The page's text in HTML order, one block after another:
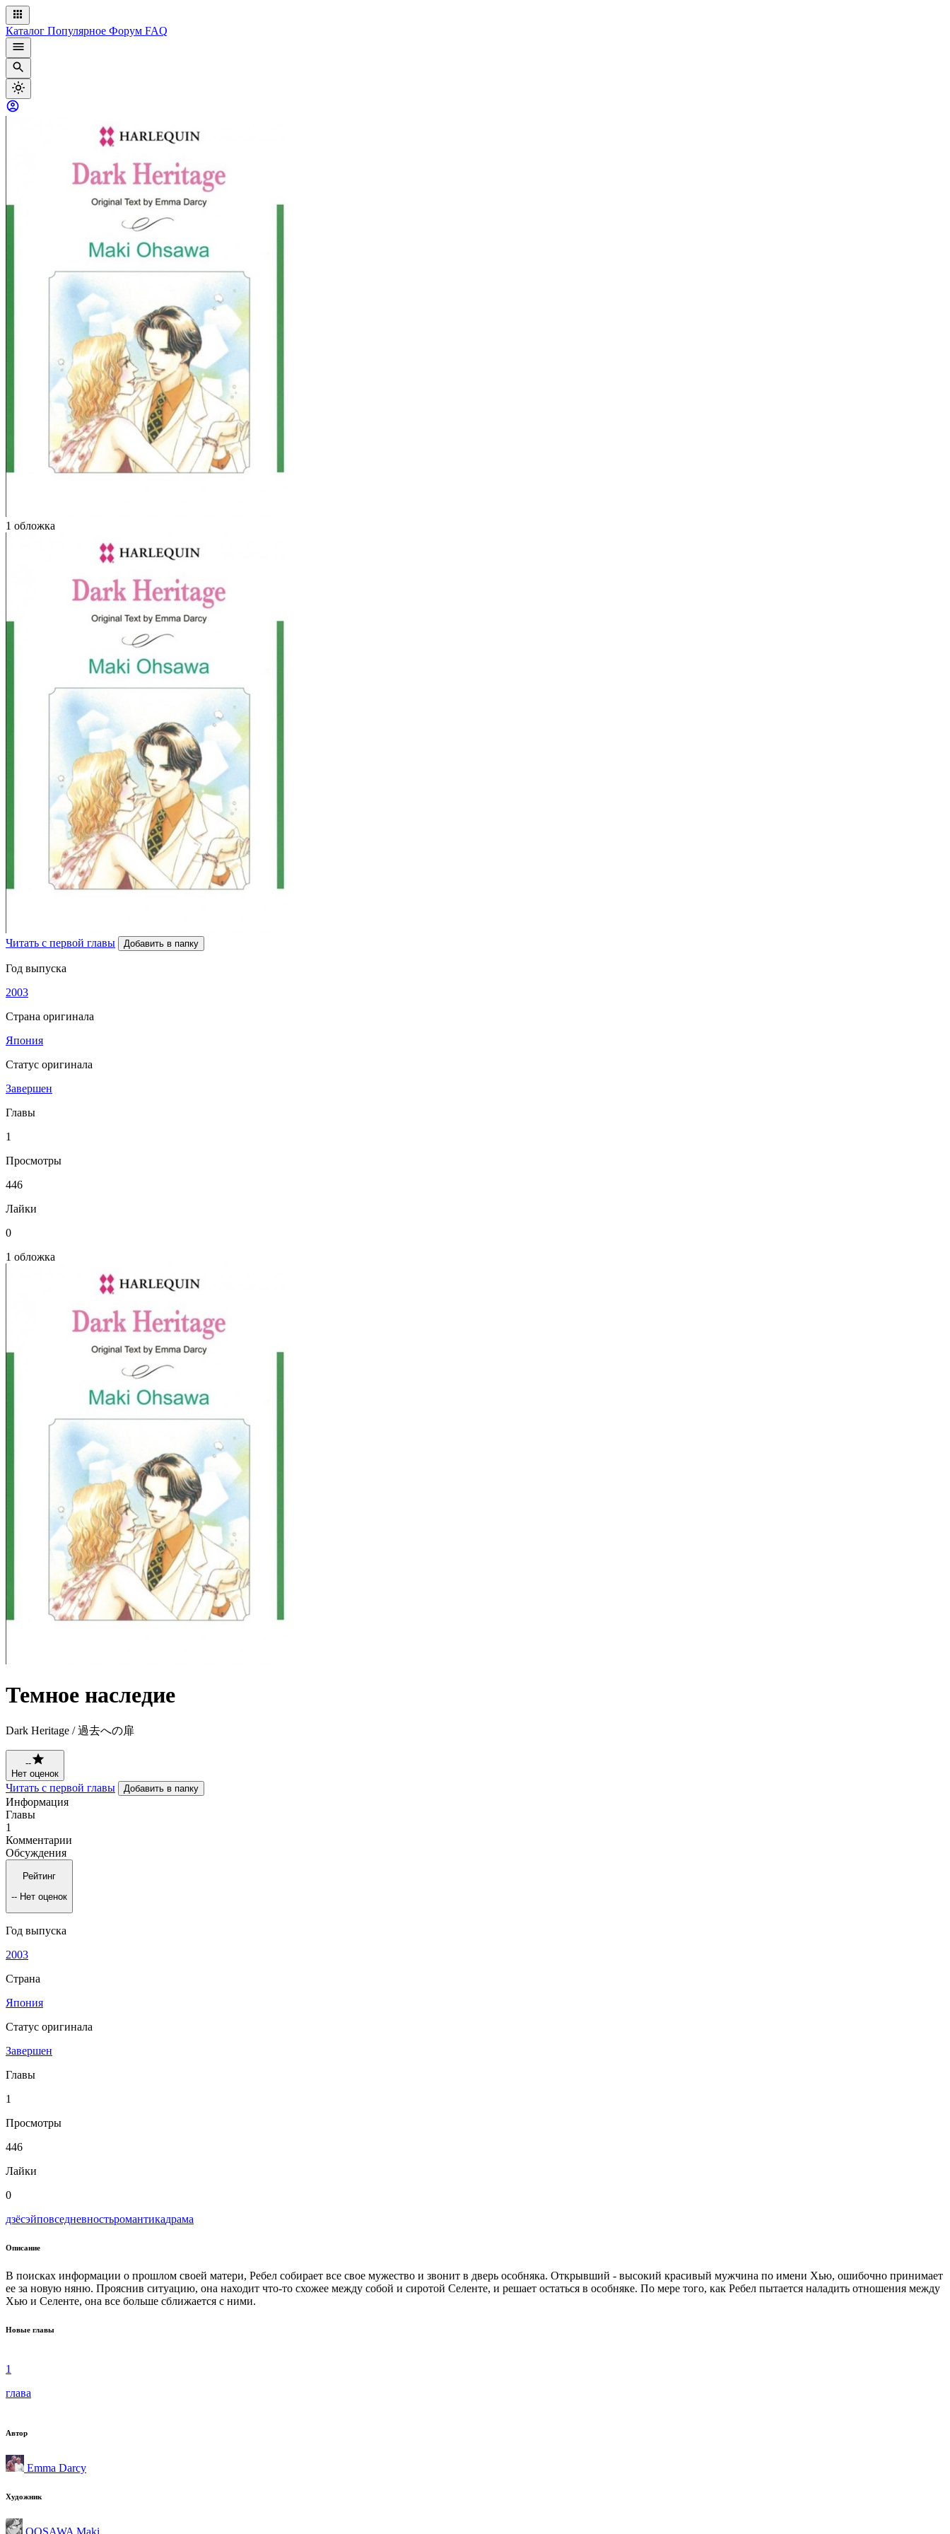
Каталог Популярное Форум FAQ
1 обложка
Читать с первой главы Добавить в папку
Год выпуска
2003
Страна оригинала
Япония
Статус оригинала
Завершен
Главы
1
Просмотры
446
Лайки
0
1 обложка
Темное наследие
Dark Heritage / 過去への扉
--
Нет оценок
Читать с первой главы Добавить в папку
Информация
Главы
1
Комментарии
Обсуждения
Рейтинг
-- Нет оценок
Год выпуска
2003
Страна
Япония
Статус оригинала
Завершен
Главы
1
Просмотры
446
Лайки
0
дзёсэйповседневностьромантикадрама
Описание
В поисках информации о прошлом своей матери, Ребел собирает все свое мужество и звонит в дверь особняка. Открывший - высокий красивый мужчина по имени Хью, ошибочно принимает
ее за новую няню. Прояснив ситуацию, она находит что-то схожее между собой и сиротой Селенте, и решает остаться в особняке. По мере того, как Ребел пытается наладить отношения между
Хью и Селенте, она все больше сближается с ними.
Новые главы
1
глава
Автор
Emma Darcy
Художник
OOSAWA Maki